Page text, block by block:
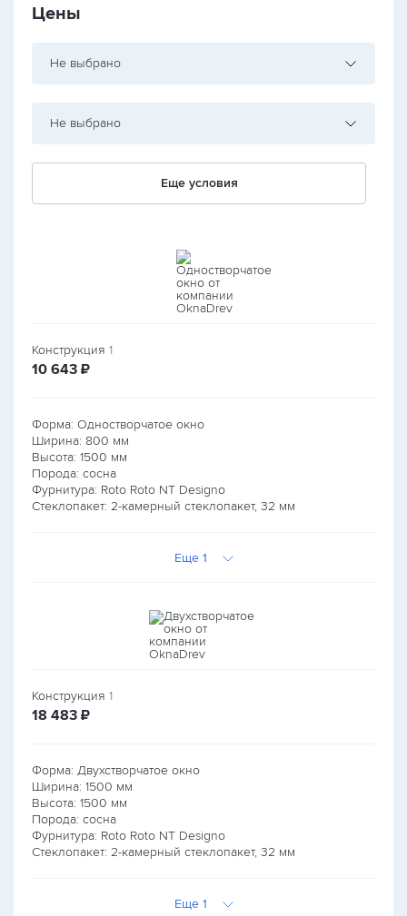
Цены
Не выбрано
Не выбрано
Еще условия
Конструкция 1
10 643 руб.
₽
Форма: Одностворчатое окно
Ширина: 800 мм
Высота: 1500 мм
Порода: сосна
Фурнитура: Roto Roto NT Designo
Стеклопакет: 2-камерный стеклопакет, 32 мм
Еще 1
Конструкция 1
18 483 руб.
₽
Форма: Двухстворчатое окно
Ширина: 1500 мм
Высота: 1500 мм
Порода: сосна
Фурнитура: Roto Roto NT Designo
Стеклопакет: 2-камерный стеклопакет, 32 мм
Еще 1